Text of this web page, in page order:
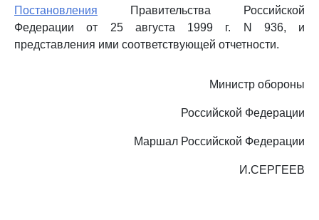
Постановления Правительства Российской
Федерации от 25 августа 1999 г. N 936, и
представления ими соответствующей отчетности.
Министр обороны
Российской Федерации
Маршал Российской Федерации
И.СЕРГЕЕВ